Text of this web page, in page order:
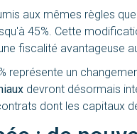
aux mêmes règles
45%. Cette
fiscalité avantageuse
représente un
devront désormais
dont les capitaux